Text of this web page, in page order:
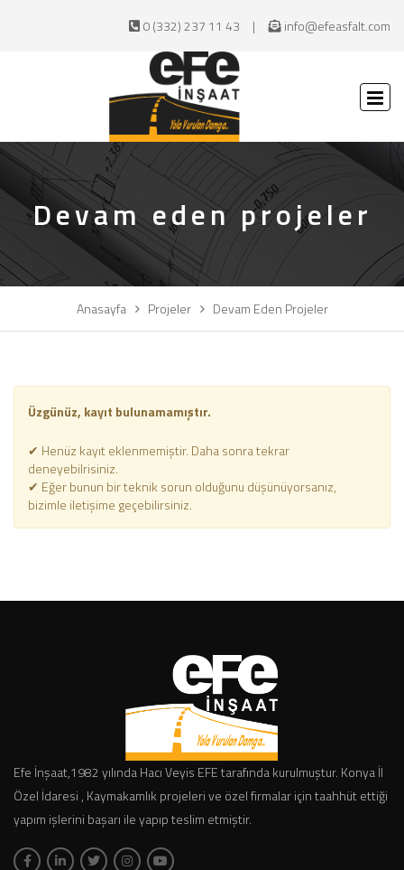
0 (332) 237 11 43 info@efeasfalt.com
Devam eden projeler
Anasayfa Projeler Devam Eden Projeler
Üzgünüz, kayıt bulunamamıştır.
✔ Henüz kayıt eklenmemiştir. Daha sonra tekrar
deneyebilrisiniz.
✔ Eğer bunun bir teknik sorun olduğunu düşünüyorsanız,
bizimle iletişime geçebilirsiniz.
Efe İnşaat,1982 yılında Hacı Veyis EFE tarafında kurulmuştur. Konya İl
Özel İdaresi , Kaymakamlık projeleri ve özel firmalar için taahhüt ettiği
yapım işlerini başarı ile yapıp teslim etmiştir.